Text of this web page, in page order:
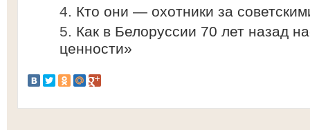
Кто они — охотники за
Как в Белоруссии 70 лет назад
ценности»